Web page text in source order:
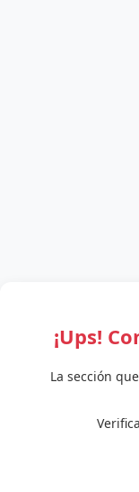
¡Ups!
La sección